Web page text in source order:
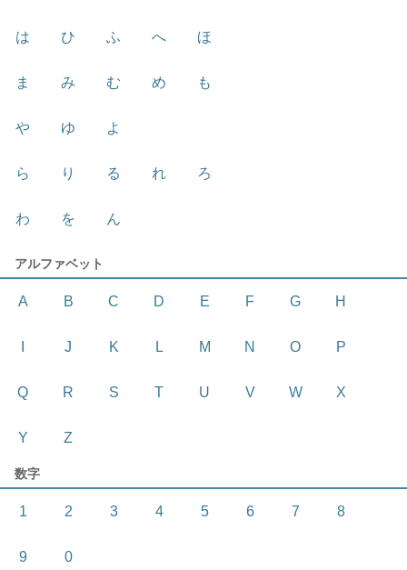
は ひ ふ へ ほ
ま み む め も
や ゆ よ
ら り る れ ろ
わ を ん
アルファベット
A B C D E F G H
J K L M N O P
Q R S T U V W X
Y Z
数字
1 2 3 4 5 6 7 8
9 0